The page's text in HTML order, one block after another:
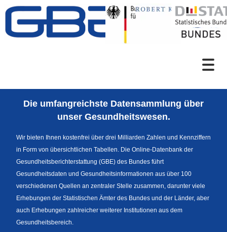
Zum Inhalt
Sprachumschaltung
Die umfangreichste Datensammlung über
unser Gesundheitswesen.
Wir bieten Ihnen kostenfrei über drei Milliarden Zahlen und Kennziffern
in Form von übersichtlichen Tabellen. Die Online-Datenbank der
Gesundheitsberichterstattung (GBE) des Bundes führt
Gesundheitsdaten und Gesundheitsinformationen aus über 100
verschiedenen Quellen an zentraler Stelle zusammen, darunter viele
Erhebungen der Statistischen Ämter des Bundes und der Länder, aber
auch Erhebungen zahlreicher weiterer Institutionen aus dem
Gesundheitsbereich.